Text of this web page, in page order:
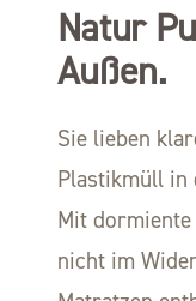
Natur
Außen.
Sie lieben
Plastikmüll in
Mit
nicht im